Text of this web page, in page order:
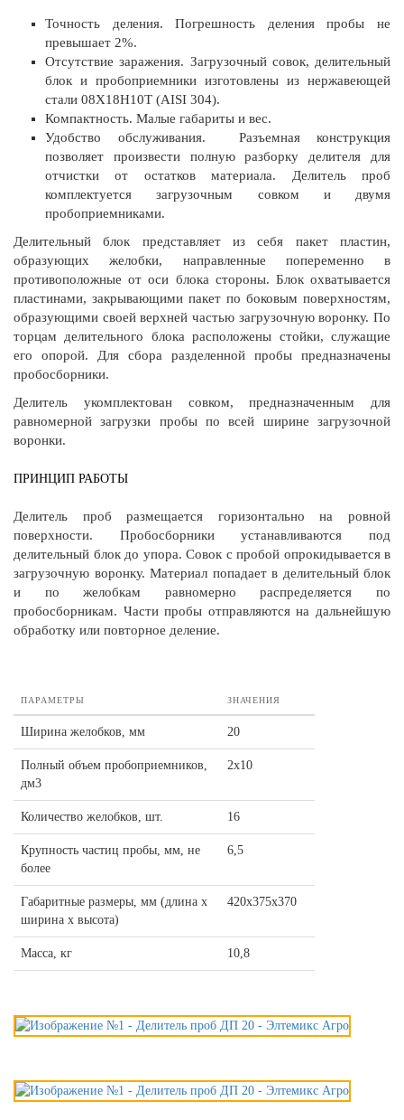
Точность деления. Погрешность деления пробы не
превышает 2%.
Отсутствие заражения. Загрузочный совок, делительный
блок и пробоприемники изготовлены из нержавеющей
стали 08Х18Н10Т (AISI 304).
Компактность. Малые габариты и вес.
Удобство обслуживания. Разъемная конструкция
позволяет произвести полную разборку делителя для
отчистки от остатков материала. Делитель проб
комплектуется загрузочным совком и двумя
пробоприемниками.
Делительный блок представляет из себя пакет пластин,
образующих желобки, направленные попеременно в
противоположные от оси блока стороны. Блок охватывается
пластинами, закрывающими пакет по боковым поверхностям,
образующими своей верхней частью загрузочную воронку. По
торцам делительного блока расположены стойки, служащие
его опорой. Для сбора разделенной пробы предназначены
пробосборники.
Делитель укомплектован совком, предназначенным для
равномерной загрузки пробы по всей ширине загрузочной
воронки.
ПРИНЦИП РАБОТЫ
Делитель проб размещается горизонтально на ровной
поверхности. Пробосборники устанавливаются под
делительный блок до упора. Совок с пробой опрокидывается в
загрузочную воронку. Материал попадает в делительный блок
и по желобкам равномерно распределяется по
пробосборникам. Части пробы отправляются на дальнейшую
обработку или повторное деление.
ПАРАМЕТРЫ ЗНАЧЕНИЯ
Ширина желобков, мм 20
Полный объем пробоприемников,
дм3
2х10
Количество желобков, шт. 16
Крупность частиц пробы, мм, не
более
6,5
Габаритные размеры, мм (длина х
ширина х высота)
420х375х370
Масса, кг 10,8